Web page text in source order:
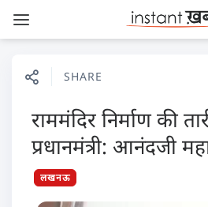
SHARE
राममंदिर निर्माण की
प्रधानमंत्री: आनंदजी
लखनऊ